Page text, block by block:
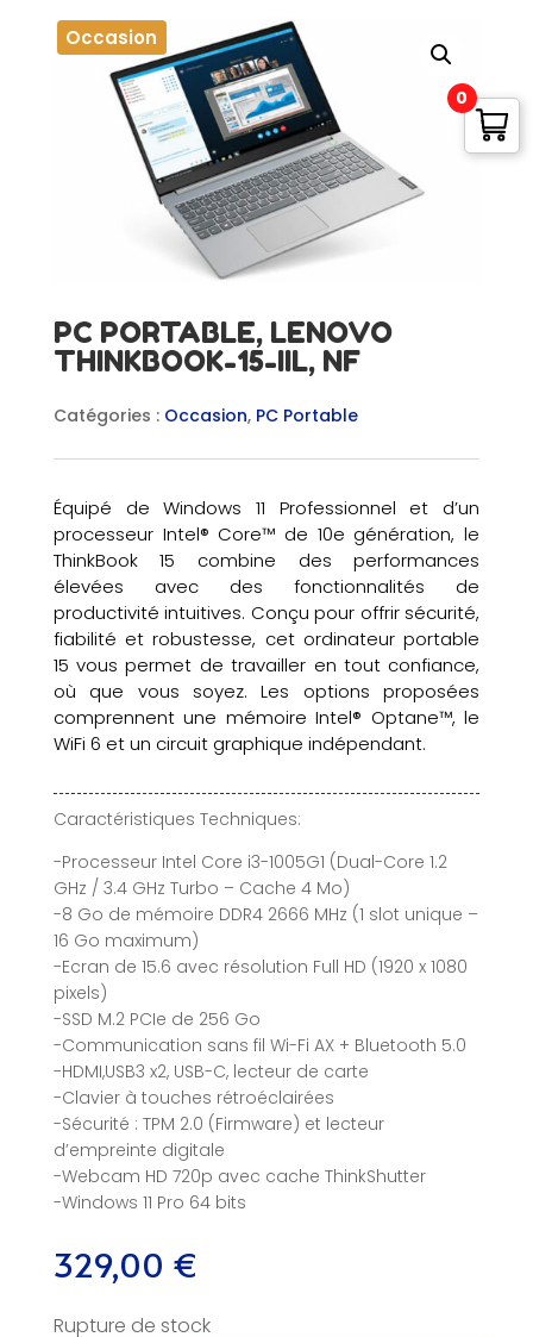
Occasion
PC PORTABLE, LENOVO
THINKBOOK-15-IIL, NF
Catégories : Occasion, PC Portable
Équipé de Windows 11 Professionnel et d’un
processeur Intel® Core™ de 10e génération, le
ThinkBook 15 combine des performances
élevées avec des fonctionnalités de
productivité intuitives. Conçu pour offrir sécurité,
fiabilité et robustesse, cet ordinateur portable
15 vous permet de travailler en tout confiance,
où que vous soyez. Les options proposées
comprennent une mémoire Intel® Optane™, le
WiFi 6 et un circuit graphique indépendant.
Caractéristiques Techniques:
-Processeur Intel Core i3-1005G1 (Dual-Core 1.2
GHz / 3.4 GHz Turbo – Cache 4 Mo)
-8 Go de mémoire DDR4 2666 MHz (1 slot unique –
16 Go maximum)
-Ecran de 15.6 avec résolution Full HD (1920 x 1080
pixels)
-SSD M.2 PCIe de 256 Go
-Communication sans fil Wi-Fi AX + Bluetooth 5.0
-HDMI,USB3 x2, USB-C, lecteur de carte
-Clavier à touches rétroéclairées
-Sécurité : TPM 2.0 (Firmware) et lecteur
d’empreinte digitale
-Webcam HD 720p avec cache ThinkShutter
-Windows 11 Pro 64 bits
329,00 €
Rupture de stock
0